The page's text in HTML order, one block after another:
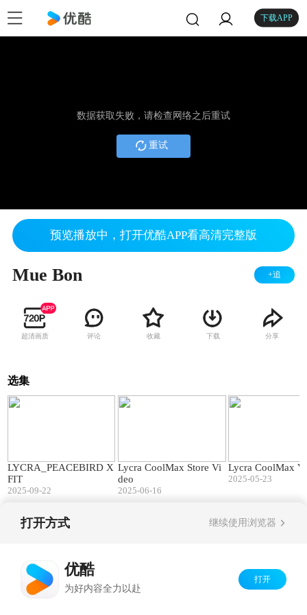
下载APP
数据获取失败，请检查网络之后重试
重试
预览播放中，打开优酷APP看高清完整版
Mue Bon +追
超清画质 评论 收藏 下载 分享
选集
LYCRA_PEACEBIRD X
FIT
2025-09-22
Lycra CoolMax Store Vi
deo
2025-06-16
Lycra CoolMax
2025-05-23
打开方式 继续使用浏览器
优酷
为好内容全力以赴
打开